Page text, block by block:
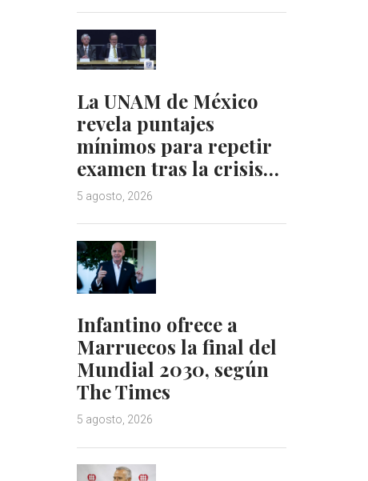
La UNAM de México
revela puntajes
mínimos para repetir
examen tras la crisis…
5 agosto, 2026
Infantino ofrece a
Marruecos la final del
Mundial 2030, según
The Times
5 agosto, 2026